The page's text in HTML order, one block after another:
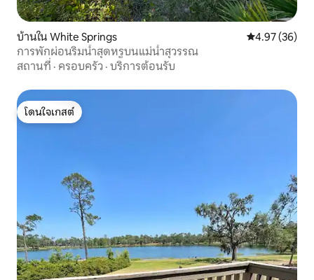
บ้านใน White Springs คะแนนเฉลี่ย
4.97 (36)
การพักผ่อนริมน้ำสุดหรูบนแม่น้ำสุวรรณ
สถานที่ · ครอบครัว · บริการต้อนรับ
โดนใจเกสต์
โดนใจเกสต์